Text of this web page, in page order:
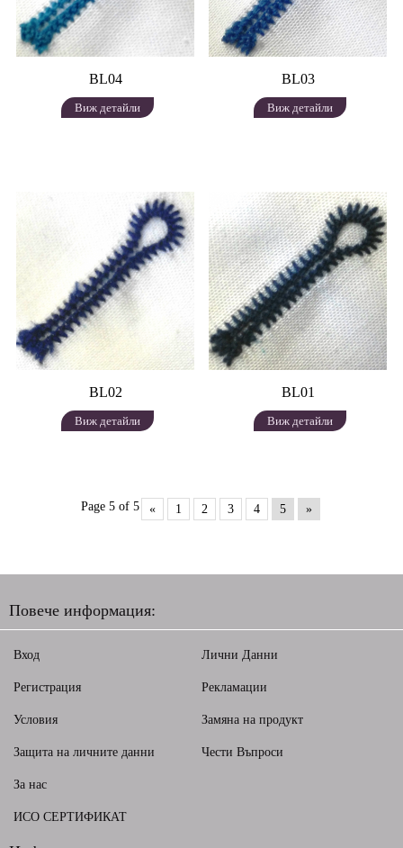
BL04
Виж детайли
BL03
Виж детайли
BL02
Виж детайли
BL01
Виж детайли
Page 5 of 5 « 1 2 3 4 5 »
Повече информация:
Вход
Регистрация
Условия
Защита на личните данни
Лични Данни
Рекламации
Замяна на продукт
Чести Въпроси
За нас
ИСО СЕРТИФИКАТ